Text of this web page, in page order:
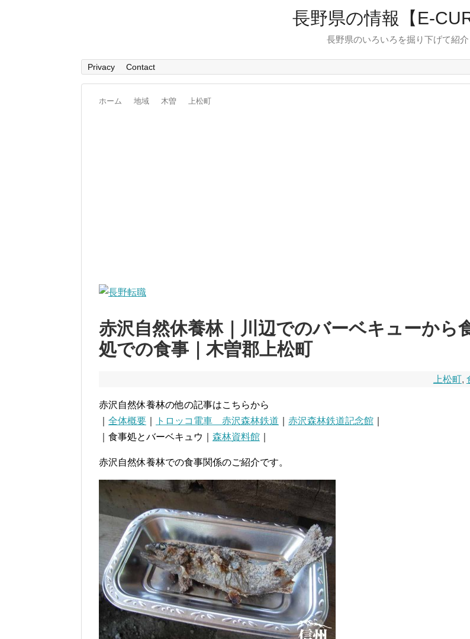
長野県の情報【E-
長野県のいろいろを掘り下げて紹介
Privacy Contact
ホーム 地域 木曽 上松町
赤沢自然休養林｜川辺でのバーベキューから
処での食事｜木曽郡上松町
上松町,
赤沢自然休養林の他の記事はこちらから
全体概要 トロッコ電車 赤沢森林鉄道 赤沢森林鉄道記念館
｜食事処とバーベキュウ｜ 森林資料館
赤沢自然休養林での食事関係のご紹介です。